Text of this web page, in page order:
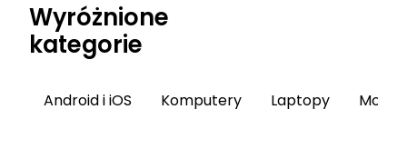
Wyróżnione
kategorie
Android i iOS Komputery Laptopy